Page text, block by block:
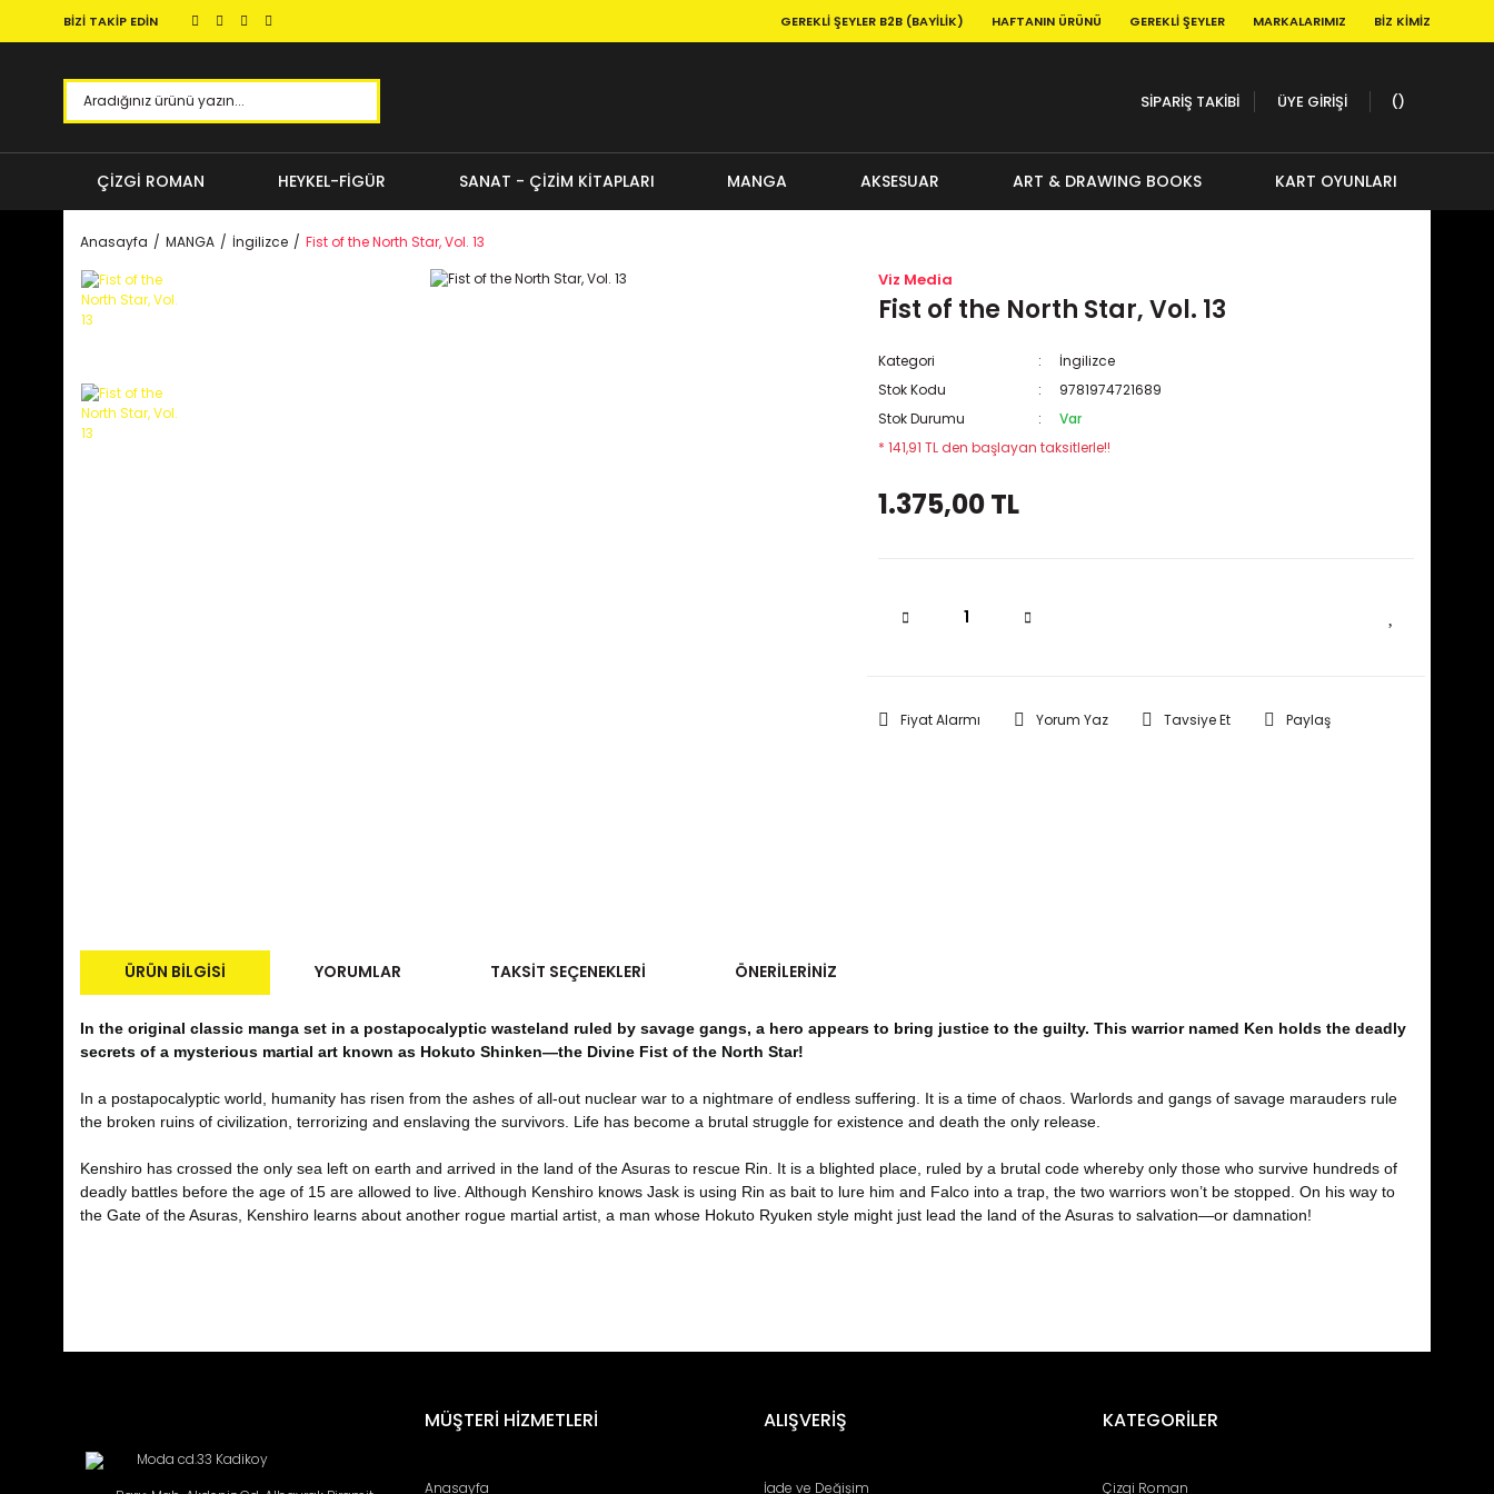
BİZİ TAKİP EDİN GEREKLI ŞEYLER B2B (BAYILIK) HAFTANIN ÜRÜNÜ GEREKLI ŞEYLER MARKALARIMIZ BIZ KIMIZ
SİPARİŞ TAKİBİ ÜYE GİRİŞİ
ÇİZGİ ROMAN HEYKEL-FİGÜR SANAT - ÇİZİM KİTAPLARI MANGA AKSESUAR ART & DRAWING BOOKS KART OYUNLARI
Anasayfa MANGA İngilizce Fist of the North Star, Vol. 13
Viz Media
Fist of the North Star, Vol. 13
Kategori
İngilizce
Stok Kodu
9781974721689
Stok Durumu
Var
* 141,91 TL den başlayan taksitlerle!!
1.375,00 TL
Fiyat Alarmı Yorum Yaz Tavsiye Et Paylaş
ÜRÜN BILGISI YORUMLAR TAKSIT SEÇENEKLERI ÖNERILERINIZ
In the original classic manga set in a postapocalyptic wasteland ruled by savage gangs, a hero appears to bring justice to the guilty. This warrior named Ken holds the deadly
secrets of a mysterious martial art known as Hokuto Shinken—the Divine Fist of the North Star!
In a postapocalyptic world, humanity has risen from the ashes of all-out nuclear war to a nightmare of endless suffering. It is a time of chaos. Warlords and gangs of savage marauders rule
the broken ruins of civilization, terrorizing and enslaving the survivors. Life has become a brutal struggle for existence and death the only release.
Kenshiro has crossed the only sea left on earth and arrived in the land of the Asuras to rescue Rin. It is a blighted place, ruled by a brutal code whereby only those who survive hundreds of
deadly battles before the age of 15 are allowed to live. Although Kenshiro knows Jask is using Rin as bait to lure him and Falco into a trap, the two warriors won’t be stopped. On his way to
the Gate of the Asuras, Kenshiro learns about another rogue martial artist, a man whose Hokuto Ryuken style might just lead the land of the Asuras to salvation—or damnation!
Yorum Yaz
Görüş ve önerileriniz için teşekkür ederiz.
Ürün bilgilerinde hatalar bulunuyor.
Moda cd.33 Kadikoy
MÜŞTERİ HİZMETLERİ
Anasayfa
ALIŞVERİŞ
İade ve Değişim
KATEGORİLER
Çizgi Roman